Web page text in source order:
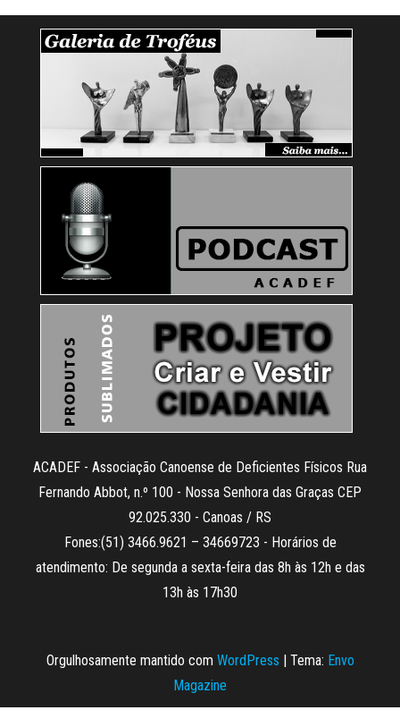
ACADEF - Associação Canoense de Deficientes Físicos Rua
Fernando Abbot, n.º 100 - Nossa Senhora das Graças CEP
92.025.330 - Canoas / RS
Fones:(51) 3466.9621 – 34669723 - Horários de
atendimento: De segunda a sexta-feira das 8h às 12h e das
13h às 17h30
Orgulhosamente mantido com WordPress | Tema: Envo
Magazine